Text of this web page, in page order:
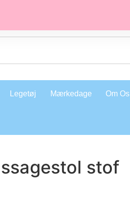
Legetøj Mærkedage Om Os
stof